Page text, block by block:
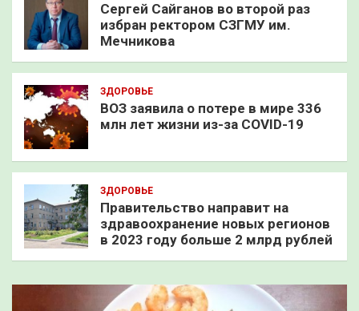
Сергей Сайганов во второй раз
избран ректором СЗГМУ им.
Мечникова
ЗДОРОВЬЕ
ВОЗ заявила о потере в мире 336
млн лет жизни из-за COVID-19
ЗДОРОВЬЕ
Правительство направит на
здравоохранение новых регионов
в 2023 году больше 2 млрд рублей